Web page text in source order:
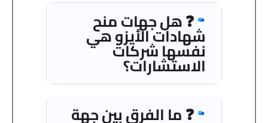
❓ هل جهات منح
شهادات الأيزو هي
نفسها شركات
الاستشارات؟
❓ ما الفرق بين جهة